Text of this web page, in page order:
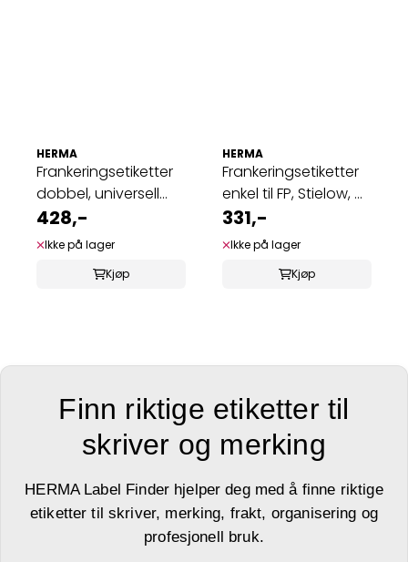
HERMA
Frankeringsetiketter
dobbel, universell
163x45 ...
428,-
Ikke på lager
Kjøp
HERMA
Frankeringsetiketter
enkel til FP, Stielow, ...
331,-
Ikke på lager
Kjøp
Finn riktige etiketter til
skriver og merking
HERMA Label Finder hjelper deg med å finne riktige
etiketter til skriver, merking, frakt, organisering og
profesjonell bruk.